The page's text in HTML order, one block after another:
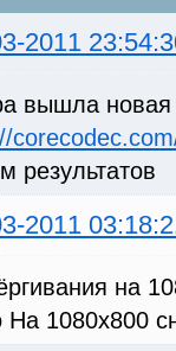
2011
вышла новая
результатов
2011
на
На 1080х800